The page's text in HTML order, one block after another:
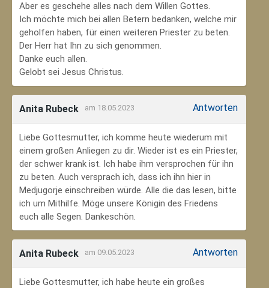
Aber es geschehe alles nach dem Willen Gottes.
Ich möchte mich bei allen Betern bedanken, welche mir
geholfen haben, für einen weiteren Priester zu beten.
Der Herr hat Ihn zu sich genommen.
Danke euch allen.
Gelobt sei Jesus Christus.
Anita Rubeck am 18.05.2023 Antworten
Liebe Gottesmutter, ich komme heute wiederum mit
einem großen Anliegen zu dir. Wieder ist es ein Priester,
der schwer krank ist. Ich habe ihm versprochen für ihn
zu beten. Auch versprach ich, dass ich ihn hier in
Medjugorje einschreiben würde. Alle die das lesen, bitte
ich um Mithilfe. Möge unsere Königin des Friedens
euch alle Segen. Dankeschön.
Anita Rubeck am 09.05.2023 Antworten
Liebe Gottesmutter, ich habe heute ein großes